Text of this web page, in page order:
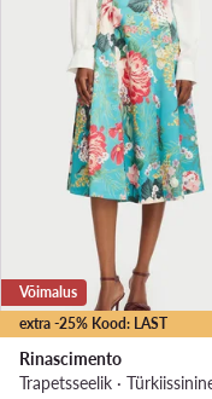
extra -25% Kood: LAST
Võimalus
Rinascimento